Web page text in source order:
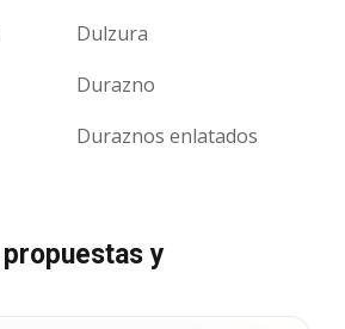
Dulzura
Durazno
Duraznos enlatados
y